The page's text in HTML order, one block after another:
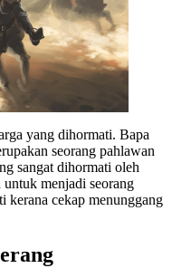
yang dihormati. Bapa
seorang pahlawan
sangat dihormati oleh
menjadi seorang
kerana cekap menunggang